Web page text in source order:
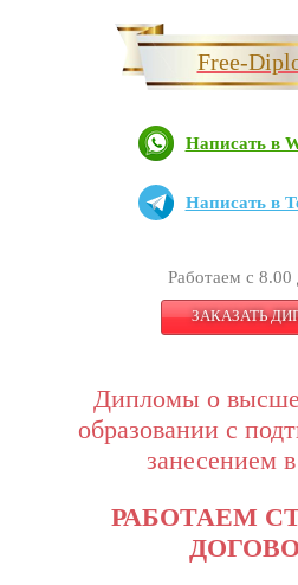
Free-
Написать в
Написать в
Работаем с 8.00
ЗАКАЗАТЬ
Дипломы о
образовании с
занесением
РАБОТАЕМ